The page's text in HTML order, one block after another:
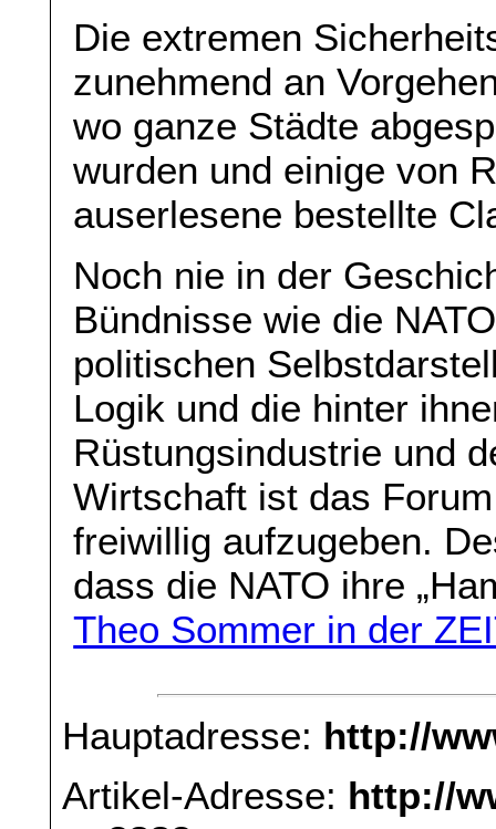
Die extremen
zunehmend an
wo ganze Städte
wurden und einige von
auserlesene bestellte
Noch nie in der
Bündnisse wie die
politischen
Logik und die hinter
Rüstungsindustrie und
Wirtschaft ist das
freiwillig aufzugeben.
dass die NATO ihre
Theo Sommer in der
Hauptadresse: http://
Artikel-Adresse: http://